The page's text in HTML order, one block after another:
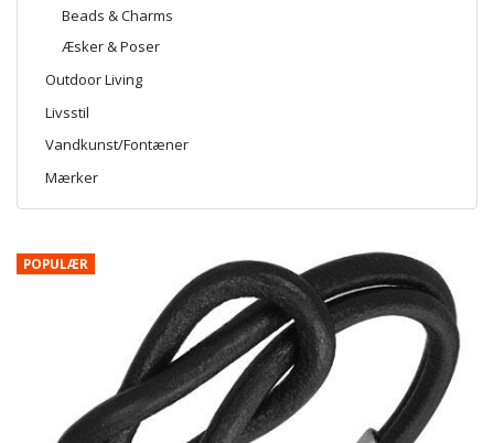
Beads & Charms
Æsker & Poser
Outdoor Living
Livsstil
Vandkunst/Fontæner
Mærker
POPULÆR